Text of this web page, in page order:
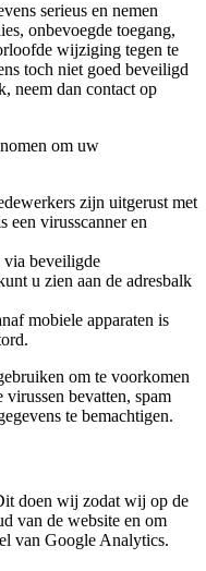
serieus en nemen
onbevoegde toegang,
wijziging tegen te
toch niet goed beveiligd
neem dan contact op
om uw
zijn uitgerust met
een virusscanner en
via beveiligde
u zien aan de adresbalk
mobiele apparaten is
om te voorkomen
bevatten, spam
te bemachtigen.
doen wij zodat wij op de
van de website en om
van Google Analytics.